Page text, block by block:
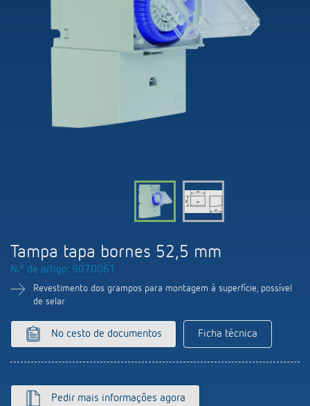
Detetores de presença e movimentos
Foco LED
Controlo da hora e da luz
Seminários técnicos
Sistema de casa inteligente LUXORliving
Projetores de LED
Comutação e regulação de LEDs
Informações atuais
Distribuicao global
Tampa tapa bornes 52,5 mm
N.º de artigo: 9070061
Revestimento dos grampos para montagem à superfície, possível
de selar
No cesto de documentos Ficha técnica
Pedir mais informações agora